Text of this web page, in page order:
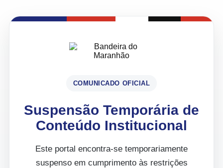
COMUNICADO OFICIAL
Suspensão Temporária de
Conteúdo Institucional
Este portal encontra-se temporariamente
suspenso em cumprimento às restrições